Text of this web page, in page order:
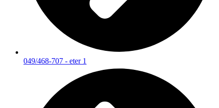
049/468-707 - eter 1